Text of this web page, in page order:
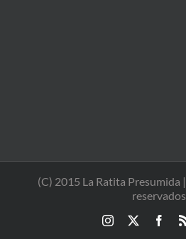
(C) 2015 La Ratita Presumida
reservados
Instagram